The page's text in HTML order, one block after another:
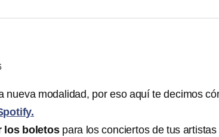
nueva modalidad, por eso aquí te decimos
los boletos para los conciertos de tus artistas